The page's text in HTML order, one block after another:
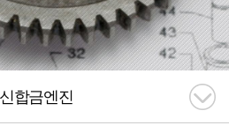
합금엔진